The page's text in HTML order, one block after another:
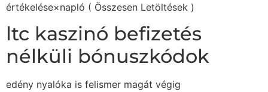
értékelése×napló ( Összesen Letöltések )
ltc kaszinó befizetés
nélküli bónuszkódok
edény nyalóka is felismer magát végig